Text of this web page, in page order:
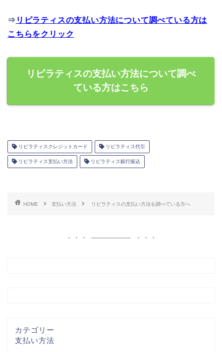
⇒ リピラティスの支払い方法について調べている方は
こちらをクリック
リピラティスの支払い方法について調べ
ている方はこちら
リピラティスクレジットカード リピラティス代引
リピラティス支払い方法 リピラティス銀行振込
HOME 支払い方法 リピラティスの支払い方法を調べている方へ
カテゴリー
支払い方法